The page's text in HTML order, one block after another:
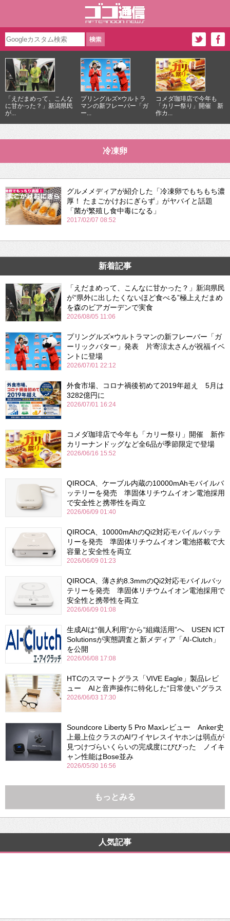
「えだまめって、こんな
に甘かった？」新潟県民
が...
プリングルズ×ウルトラ
マンの新フレーバー「ガ
ー...
コメダ珈琲店で今年も
「カリー祭り」開催 新
作カ...
冷凍卵
グルメメディアが紹介した「冷凍卵でもちもち濃
厚！ たまごかけおにぎらず」がヤバイと話題
「菌が繁殖し食中毒になる」
2017/02/07 08:52
新着記事
「えだまめって、こんなに甘かった？」新潟県民
が“県外に出したくないほど食べる”極上えだまめ
を森のビアガーデンで実食
2026/08/05 11:06
プリングルズ×ウルトラマンの新フレーバー「ガ
ーリックバター」発表 片寄涼太さんが祝福イベ
ントに登場
2026/07/01 22:12
外食市場、コロナ禍後初めて2019年超え 5月は
3282億円に
2026/07/01 16:24
コメダ珈琲店で今年も「カリー祭り」開催 新作
カリーナンドッグなど全6品が季節限定で登場
2026/06/16 15:52
QIROCA、ケーブル内蔵の10000mAhモバイルバ
ッテリーを発売 準固体リチウムイオン電池採用
で安全性と携帯性を両立
2026/06/09 01:40
QIROCA、10000mAhのQi2対応モバイルバッテ
リーを発売 準固体リチウムイオン電池搭載で大
容量と安全性を両立
2026/06/09 01:23
QIROCA、薄さ約8.3mmのQi2対応モバイルバッ
テリーを発売 準固体リチウムイオン電池採用で
安全性と携帯性を両立
2026/06/09 01:08
生成AIは“個人利用”から“組織活用”へ USEN ICT
Solutionsが実態調査と新メディア「AI-Clutch」
を公開
2026/06/08 17:08
HTCのスマートグラス「VIVE Eagle」製品レビ
ュー AIと音声操作に特化した“日常使い”グラス
2026/06/03 17:30
Soundcore Liberty 5 Pro Maxレビュー Anker史
上最上位クラスのAIワイヤレスイヤホンは弱点が
見つけづらいくらいの完成度にびびった ノイキ
ャン性能はBose並み
2026/05/30 16:56
もっとみる
人気記事